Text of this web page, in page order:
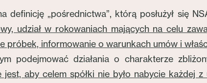
definicję „pośrednictwa”, którą posłużył się
udział w rokowaniach mających na celu
próbek, informowanie o warunkach umów i
podejmować działania o charakterze
jest, aby celem spółki nie było nabycie każdej